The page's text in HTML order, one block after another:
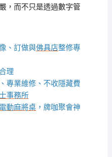
，而不只是透過數字管
、訂做與佛具店整修專
理
專業維修、不收隱藏費
事務所
動麻將桌，牌咖聚會神